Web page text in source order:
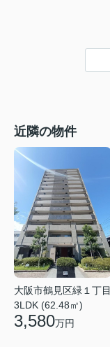
近隣の物件
大阪市鶴見区緑１丁目
3LDK (62.48㎡)
3,580万円